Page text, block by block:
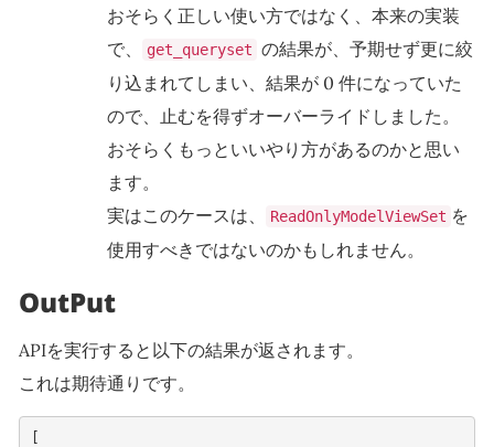
おそらく正しい使い方ではなく、本来の実装
で、
get_queryset の結果が、予期せず更に絞
り込まれてしまい、結果が 0 件になっていた
ので、止むを得ずオーバーライドしました。
おそらくもっといいやり方があるのかと思い
ます。
実はこのケースは、
ReadOnlyModelViewSet を
使用すべきではないのかもしれません。
OutPut
APIを実行すると以下の結果が返されます。
これは期待通りです。
[